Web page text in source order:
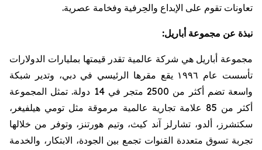
تعاونات تقوم على الإبداع والحِرفية وفخامة عصرية.
نبذة عن مجموعة أباريل:
مجموعة أباريل هي شركة عالمية تقدر قيمتها بمليارات الدولارات
تأسست عام يقع مقرها الرئيسي في دبي، وتدير
شبكة
واسعة تضم أكثر من متجر في 14 دولة. تمثل المجموعة
أكثر
من علامة تجارية عالمية مرموقة مثل تومي هيلفيغر ،
سكتشرز ، ألدو، تشارلز آند كيث، وتيم هورتنز ، وتوفر من خلالها
تجربة تسوق متعددة القنوات تجمع بين الجودة، الابتكار، والخدمة